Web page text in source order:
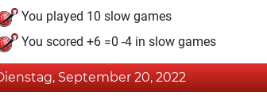
You played 10 slow games
You scored +6 =0 -4 in slow games
September 20, 2022